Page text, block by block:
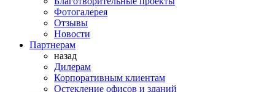
Фотогалерея
Отзывы
Новости
Партнерам
назад
Дилерам
Корпоративным клиентам
Остекление офисов и зданий